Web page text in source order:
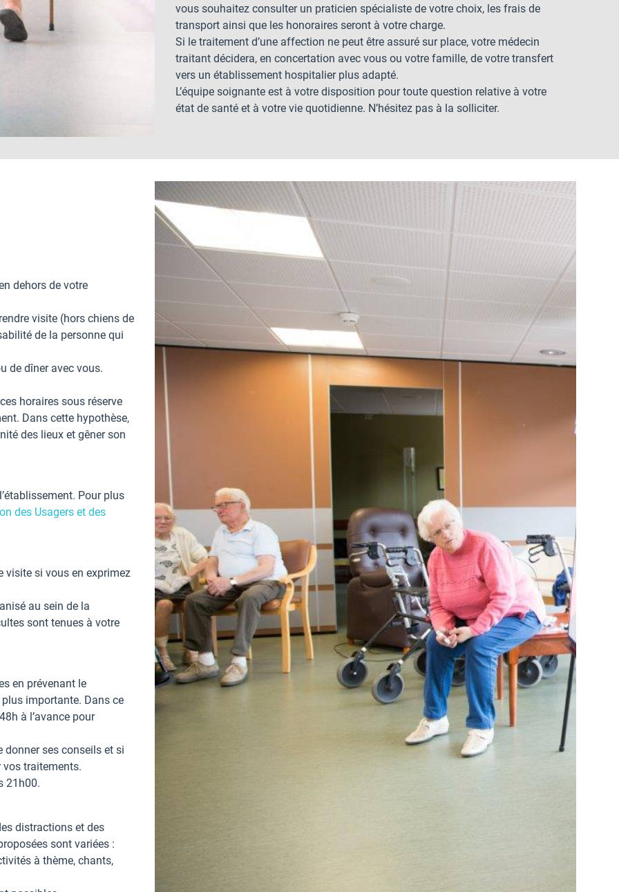
vous souhaitez consulter un praticien spécialiste de votre choix, les frais de
transport ainsi que les honoraires seront à votre charge.
Si le traitement d’une affection ne peut être assuré sur place, votre médecin
traitant décidera, en concertation avec vous ou votre famille, de votre transfert
vers un établissement hospitalier plus adapté.
L’équipe soignante est à votre disposition pour toute question relative à votre
état de santé et à votre vie quotidienne. N’hésitez pas à la solliciter.
dehors de votre
visite (hors chiens de
de la personne qui
de dîner avec vous.
horaires sous réserve
Dans cette hypothèse,
des lieux et gêner son
Pour plus
des Usagers et des
visite si vous en exprimez
au sein de la
sont tenues à votre
en prévenant le
importante. Dans ce
à l’avance pour
donner ses conseils et si
traitements.
21h00.
distractions et des
sont variées :
à thème, chants,